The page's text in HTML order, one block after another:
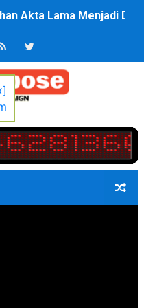
Akta Lama Menjadi
Resmi Jadi
kepada Kadis
Berbusa dan Bau
Sabu, Diduga
Salurkan Dana PIP
SulaimanBerau